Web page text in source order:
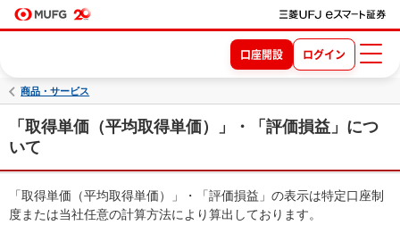
口座開設 ログイン
商品・サービス
「取得単価（平均取得単価）」・「評価損益」につ
いて
「取得単価（平均取得単価）」・「評価損益」の表示は特定口座制
度または当社任意の計算方法により算出しております。